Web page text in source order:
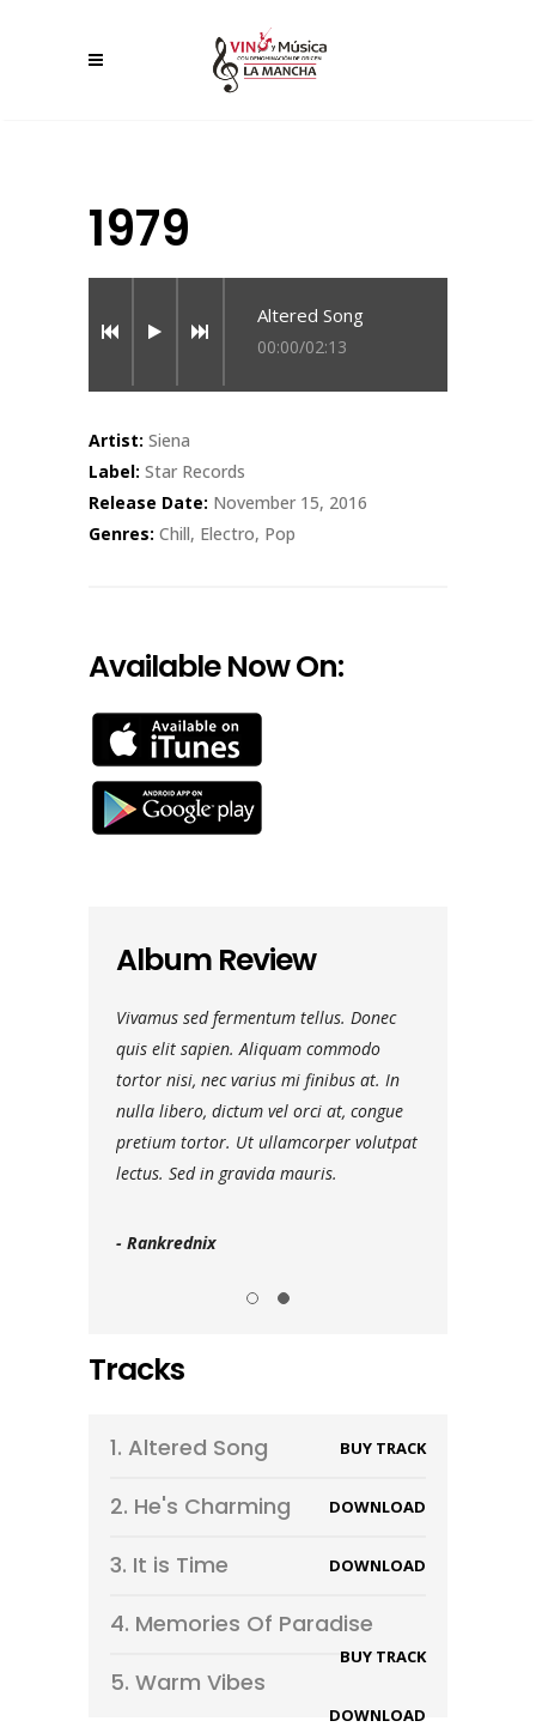
1979
Altered Song
00:00/02:13
Artist: Siena
Label: Star Records
Release Date: November 15, 2016
Genres: Chill, Electro, Pop
Available Now On:
Album Review
Vivamus sed fermentum tellus. Donec
quis elit sapien. Aliquam commodo
tortor nisi, nec varius mi finibus at. In
nulla libero, dictum vel orci at, congue
pretium tortor. Ut ullamcorper volutpat
lectus. Sed in gravida mauris.
- Rankrednix
Tracks
1. Altered Song BUY TRACK
2. He's Charming DOWNLOAD
3. It is Time DOWNLOAD
4. Memories Of Paradise
BUY TRACK
5. Warm Vibes
DOWNLOAD